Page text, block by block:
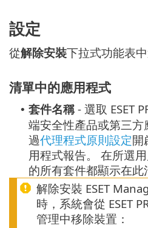
設定
從解除安裝下拉式功能表
清單中的應用程式
• 套件名稱 - 選取 ESET
端安全性產品或第三方
過代理程式原則設定開
用程式報告。
在所選
的所有套件都顯示在此
解除安裝 ESET
時，系統會從 ESET
管理中移除裝置：